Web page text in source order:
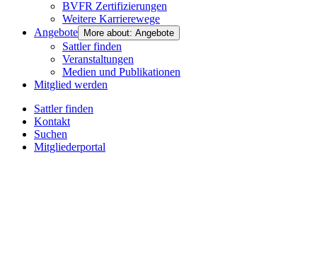
BVFR Zertifizierungen
Weitere Karrierewege
Angebote More about: Angebote
Sattler finden
Veranstaltungen
Medien und Publikationen
Mitglied werden
Sattler finden
Kontakt
Suchen
Mitgliederportal